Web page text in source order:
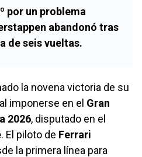
por un problema
abandonó tras
de seis vueltas.
la novena victoria de su
al imponerse en el Gran
2026, disputado en el
. El piloto de Ferrari
la primera línea para